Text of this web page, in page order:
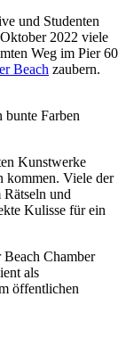
und Studenten
2022 viele
Weg im Pier 60
Beach zaubern.
bunte Farben
Kunstwerke
kommen. Viele der
und
Kulisse für ein
Chamber
als
öffentlichen